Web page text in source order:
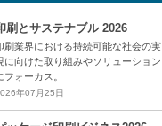
刷とサステナブル 2026
刷業界における持続可能な社会の実
に向けた取り組みやソリューション
フォーカス。
年07月25日